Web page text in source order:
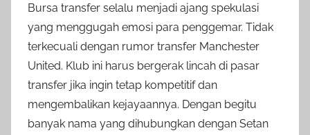
Bursa transfer selalu menjadi ajang spekulasi
yang menggugah emosi para penggemar. Tidak
terkecuali dengan rumor transfer Manchester
United. Klub ini harus bergerak lincah di pasar
transfer jika ingin tetap kompetitif dan
mengembalikan kejayaannya. Dengan begitu
banyak nama yang dihubungkan dengan Setan